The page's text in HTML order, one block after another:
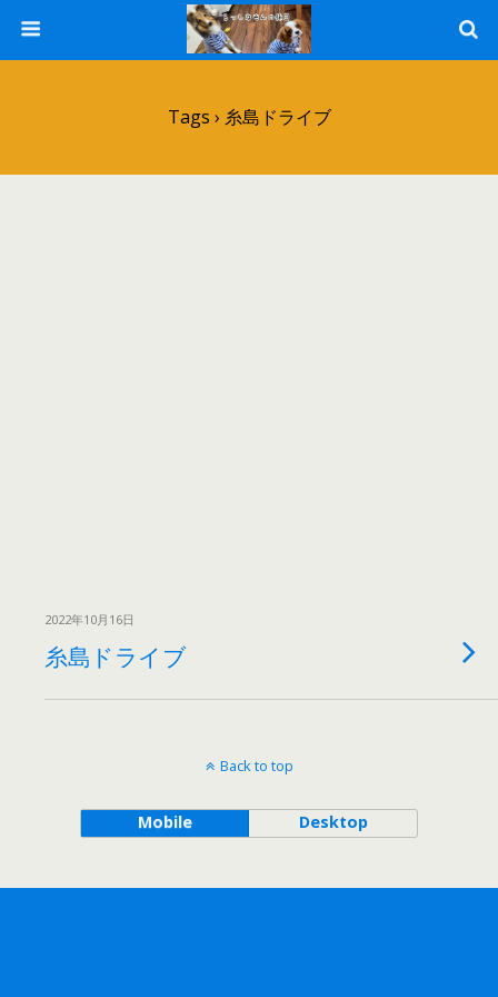
Tags › 糸島ドライブ
2022年10月16日
糸島ドライブ
Back to top
Mobile Desktop